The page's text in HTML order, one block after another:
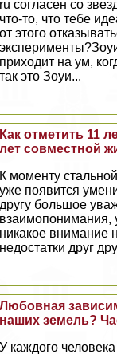
ru согласен со
что-то, что тебе
от этого
приходит на ум,
так это Зоуи...
Как отметить 11
лет совместной
К моменту
уже появится
другу большое
взаимопонимания,
никакое внимание
недостатки друг
Любовная
наших земель?
У каждого